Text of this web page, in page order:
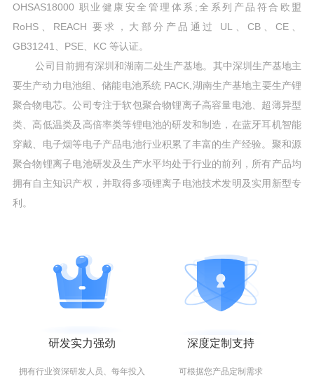
OHSAS18000 职业健康安全管理体系;全系列产品符合欧盟
RoHS、REACH 要求，大部分产品通过 UL、CB、CE、
GB31241、PSE、KC 等认证。
公司目前拥有深圳和湖南二处生产基地。其中深圳生产基地主
要生产动力电池组、储能电池系统 PACK,湖南生产基地主要生产锂
聚合物电芯。公司专注于软包聚合物锂离子高容量电池、超薄异型
类、高低温类及高倍率类等锂电池的研发和制造，在蓝牙耳机智能
穿戴、电子烟等电子产品电池行业积累了丰富的生产经验。聚和源
聚合物锂离子电池研发及生产水平均处于行业的前列，所有产品均
拥有自主知识产权，并取得多项锂离子电池技术发明及实用新型专
利。
研发实力强劲
拥有行业资深研发人员、每年投入
深度定制支持
可根据您产品定制需求